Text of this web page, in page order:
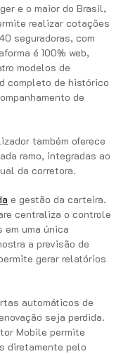
e o maior do Brasil,
realizar cotações
seguradoras, com
é 100% web,
modelos de
completo de histórico
de
também oferece
ramo, integradas ao
da corretora.
e gestão da carteira.
centraliza o controle
em uma única
a previsão de
gerar relatórios
automáticos de
seja perdida.
Mobile permite
diretamente pelo